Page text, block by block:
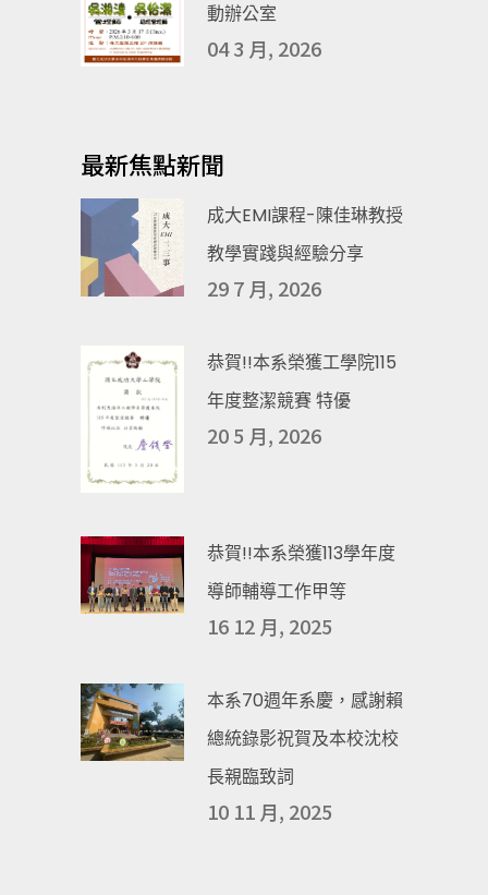
動辦公室
04 3 月, 2026
最新焦點新聞
成大EMI課程-陳佳琳教授
教學實踐與經驗分享
29 7 月, 2026
恭賀!!本系榮獲工學院115
年度整潔競賽 特優
20 5 月, 2026
恭賀!!本系榮獲113學年度
導師輔導工作甲等
16 12 月, 2025
本系70週年系慶，感謝賴
總統錄影祝賀及本校沈校
長親臨致詞
10 11 月, 2025